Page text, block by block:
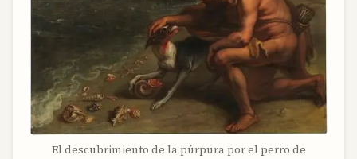
El descubrimiento de la púrpura por el perro de